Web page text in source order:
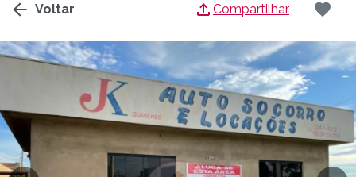
Voltar Compartilhar